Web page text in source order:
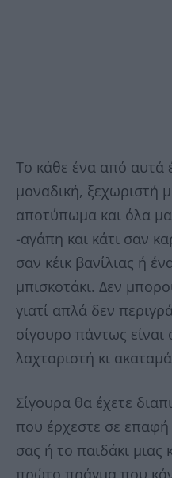
Το κάθε ένα από αυτά
μοναδική, ξεχωριστή
αποτύπωμα και όλα
-αγάπη και κάτι σαν
σαν κέικ βανίλιας ή
μπισκοτάκι. Δεν
γιατί απλά δεν
σίγουρο πάντως είναι
λαχταριστή κι
Σίγουρα θα έχετε
που έρχεστε σε επαφή
σας ή το παιδάκι μιας
πρώτο πράγμα που